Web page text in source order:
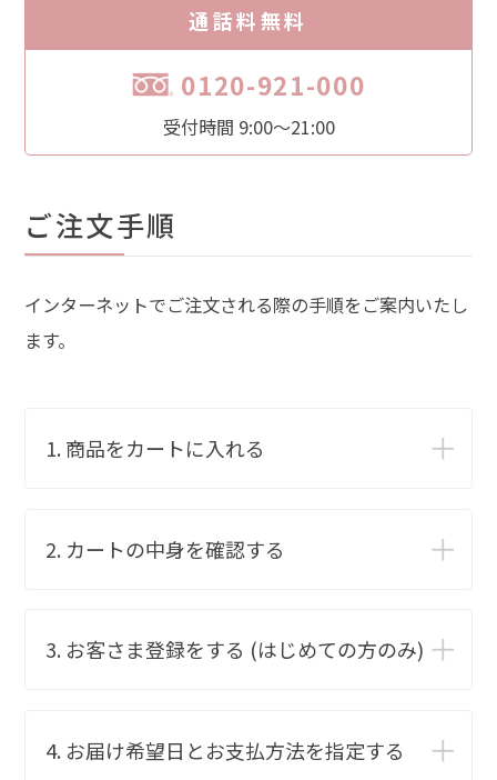
通話料無料
0120-921-000
受付時間 9:00～21:00
ご注文手順
インターネットでご注文される際の手順をご案内いたし
ます。
1. 商品をカートに入れる
2. カートの中身を確認する
3. お客さま登録をする (はじめての方のみ)
4. お届け希望日とお支払方法を指定する